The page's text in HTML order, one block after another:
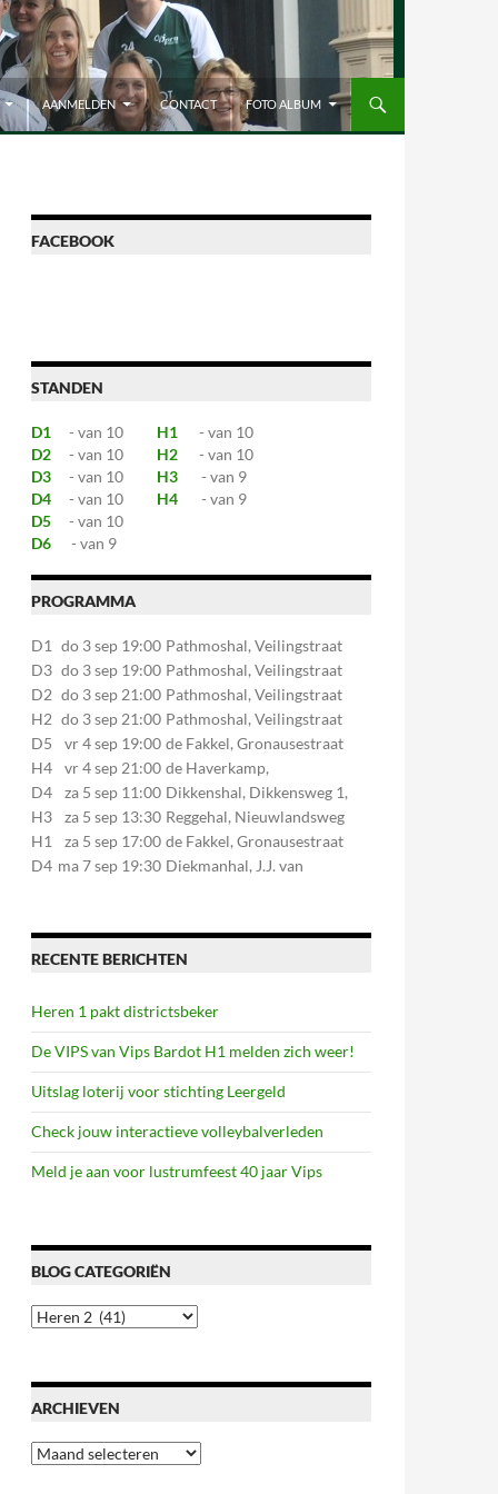
AANMELDEN CONTACT FOTO ALBUM
FACEBOOK
STANDEN
D1 - van 10 H1
- van 10
D2
- van 10 H2
- van 10
D3
- van 10 H3
- van 9
D4
- van 10 H4
- van 9
D5
- van 10
D6
- van 9
PROGRAMMA
D1 do 3 sep 19:00 Pathmoshal, Veilingstraat
20, 7545LZ Enschede
D3 do 3 sep 19:00 Pathmoshal, Veilingstraat
20, 7545LZ Enschede
D2 do 3 sep 21:00 Pathmoshal, Veilingstraat
20, 7545LZ Enschede
H2 do 3 sep 21:00 Pathmoshal, Veilingstraat
20, 7545LZ Enschede
D5 vr 4 sep 19:00 de Fakkel, Gronausestraat
107, 7581CE Losser
H4 vr 4 sep 21:00 de Haverkamp,
Stationsstraat 30, 7475AM
Markelo
D4 za 5 sep 11:00 Dikkenshal, Dikkensweg 1,
7641CC Wierden
H3 za 5 sep 13:30 Reggehal, Nieuwlandsweg
1, 7461VP Rijssen
H1 za 5 sep 17:00 de Fakkel, Gronausestraat
107, 7581CE Losser
D4 ma 7 sep 19:30 Diekmanhal, J.J. van
RECENTE BERICHTEN
Heren 1 pakt districtsbeker
De VIPS van Vips Bardot H1 melden zich weer!
Uitslag loterij voor stichting Leergeld
Check jouw interactieve volleybalverleden
Meld je aan voor lustrumfeest 40 jaar Vips
BLOG CATEGORIËN
Blog
categoriën
ARCHIEVEN
Archieven